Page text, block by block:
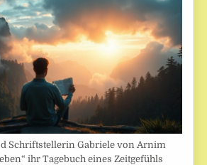
Schriftstellerin Gabriele von Arnim
ihr Tagebuch eines Zeitgefühls